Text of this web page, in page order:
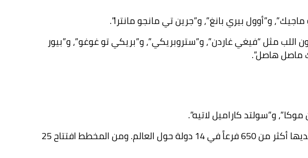
و”أوول بيري بانغ”، و”جرين تي مانجو مانترا”.
مثل “فيغي غاردن”، و”ستروبريكي”، و”بريكي تو غوغو”، و”بيور
ماصل هاصل”.
و”سولتد كاراميل لاتيه”.
وتعدّ بووست إحدى أبرز العلامات العالمية المعروفة في مجال العصائر الطبيعية والسموذيز ولديها أكثر من 650 فرعاً في 14 دولة حول العالم. ومن المخطط افتتاح 25